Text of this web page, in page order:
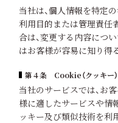
当社は、個人情報を特定
利用目的または管理責任
合は、変更する内容につ
はお客様が容易に知り得
第４条 Cookie（クッキー
当社のサービスでは、お
様に適したサービスや情
ッキー及び類似技術を利